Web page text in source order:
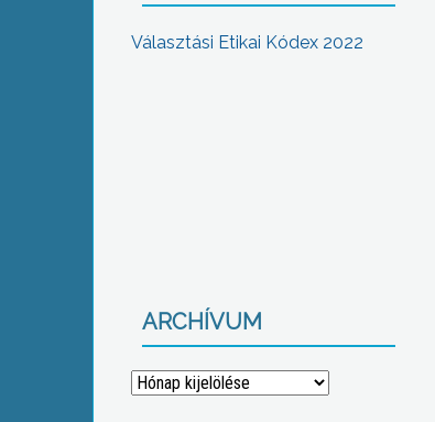
Választási Etikai Kódex 2022
ARCHÍVUM
Archívum